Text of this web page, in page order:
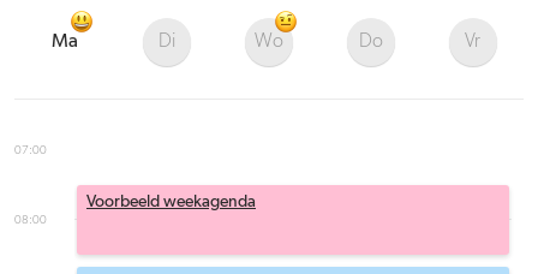
Ma Di Wo Do Vr
07:00
08:00
Voorbeeld weekagenda